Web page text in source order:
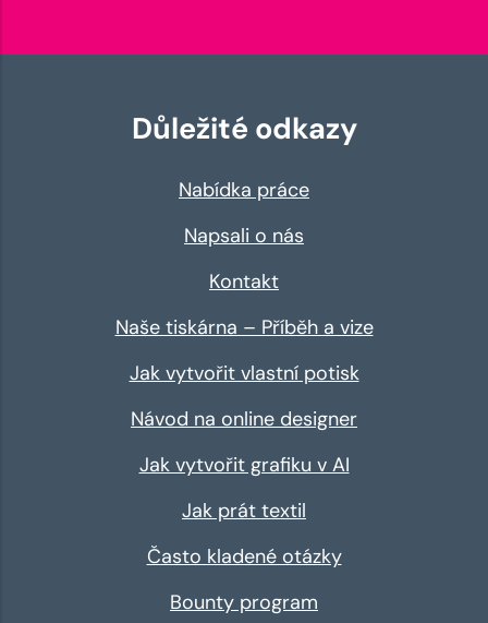
Důležité odkazy
Nabídka práce
Napsali o nás
Kontakt
Naše tiskárna – Příběh a vize
Jak vytvořit vlastní potisk
Návod na online designer
Jak vytvořit grafiku v AI
Jak prát textil
Často kladené otázky
Bounty program